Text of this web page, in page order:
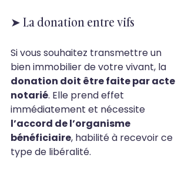
➤ La donation entre vifs
Si vous souhaitez transmettre un
bien immobilier de votre vivant, la
donation doit être faite par acte
notarié. Elle prend effet
immédiatement et nécessite
l’accord de l’organisme
bénéficiaire, habilité à recevoir ce
type de libéralité.